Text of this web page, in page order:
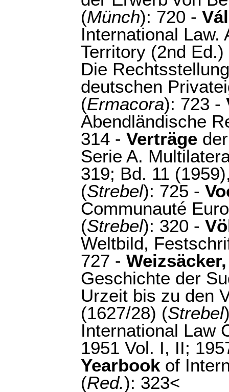
(Münch): 720 -
International Law.
Territory (2nd Ed.)
Die
deutschen
(Ermacora): 723 -
Abendländische
314 - Verträge
Serie A.
319; Bd. 11
(Strebel): 725 -
Communauté
(Strebel): 320 -
Weltbild,
727 -
Geschichte der
Urzeit bis zu den
(1627/28) (Strebel
International Law
1951 Vol. I, II;
Yearbook of
(Red.): 323<